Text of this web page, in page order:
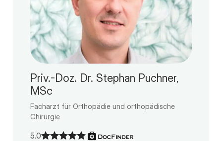
Priv.-Doz. Dr. Stephan Puchner,
MSc
Facharzt für Orthopädie und orthopädische
Chirurgie
5.0